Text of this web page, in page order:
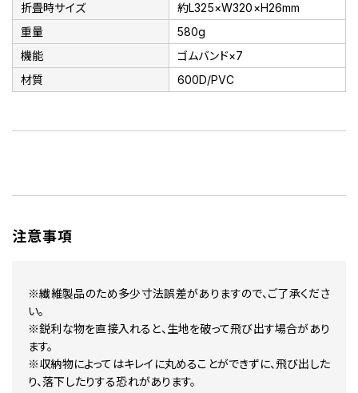
折畳時サイズ
約L325×W320×H26mm
重量
580g
機能
ゴムバンド×7
材質
600D/PVC
注意事項
※繊維製品のため多少寸法誤差がありますので、ご了承くださ
い。
※鋭利な物を直接入れると、生地を破って飛び出す場合があり
ます。
※収納物によってはキレイに丸めることができずに、飛び出した
り、落下したりする恐れがあります。